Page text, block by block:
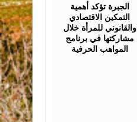
الجبرة تؤكد أهمية
التمكين الاقتصادي
والقانوني للمرأة خلال
مشاركتها في برنامج
المواهب الحرفية